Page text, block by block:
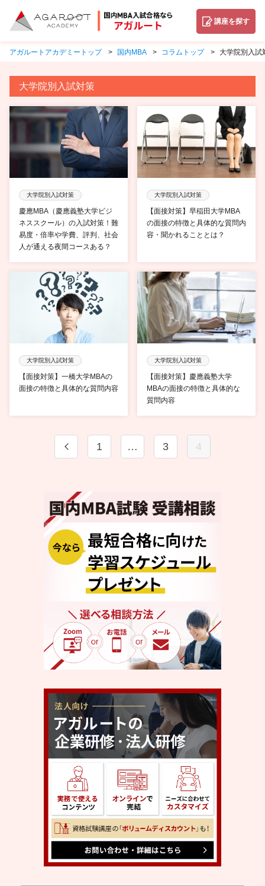
講座を探す
アガルートアカデミートップ 国内MBA コラムトップ 大学院別入試
大学院別入試対策
大学院別入試対策
慶應MBA（慶應義塾大学ビジ
ネススクール）の入試対策！難
易度・倍率や学費、評判、社会
人が通える夜間コースある？
大学院別入試対策
【面接対策】早稲田大学MBA
の面接の特徴と具体的な質問内
容・聞かれることとは？
大学院別入試対策
【面接対策】一橋大学MBAの
面接の特徴と具体的な質問内容
大学院別入試対策
【面接対策】慶應義塾大学
MBAの面接の特徴と具体的な
質問内容
1 … 3 4